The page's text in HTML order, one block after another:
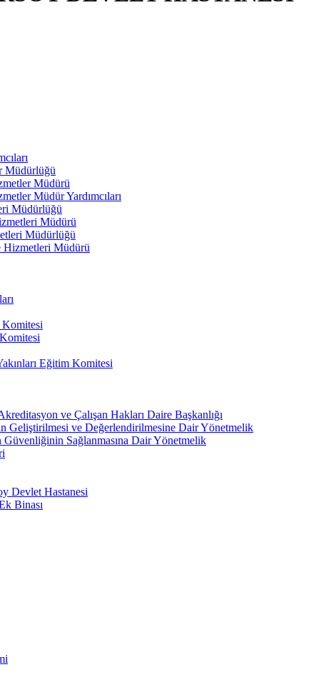
Müdürlüğü
Müdürü
Müdür Yardımcıları
Müdürlüğü
Müdürü
Müdürlüğü
Hizmetleri Müdürü
Eğitim Komitesi
ve Çalışan Hakları Daire Başkanlığı
Geliştirilmesi ve Değerlendirilmesine Dair Yönetmelik
Güvenliğinin Sağlanmasına Dair Yönetmelik
Devlet Hastanesi
Binası